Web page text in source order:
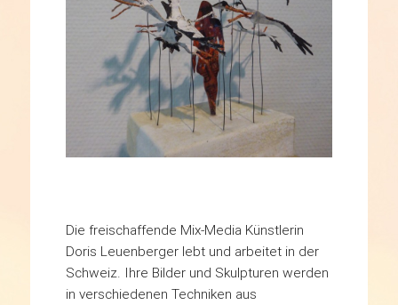
Die freischaffende Mix-Media Künstlerin
Doris Leuenberger lebt und arbeitet in der
Schweiz. Ihre Bilder und Skulpturen werden
in verschiedenen Techniken aus